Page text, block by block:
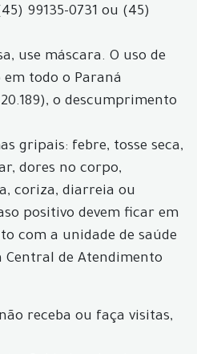
99135-0731 ou (45)
use máscara. O uso de
todo o Paraná
o descumprimento
gripais: febre, tosse seca,
dores no corpo,
coriza, diarreia ou
positivo devem ficar em
com a unidade de saúde
de Atendimento
receba ou faça visitas,